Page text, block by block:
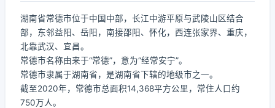
湖南省常德市位于中国中部，长江中游平原与武陵山区结合
部，东邻益阳、岳阳，南接邵阳、怀化，西连张家界、重庆，
北靠武汉、宜昌。
常德市名称由来于“常德”，意为“经常安宁”。
常德市隶属于湖南省，是湖南省下辖的地级市之一。
截至2020年，常德市总面积14,368平方公里，常住人口约
750万人。